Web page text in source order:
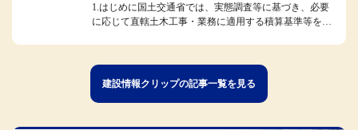
1.はじめに国土交通省では、実態調査等に基づき、必要
に応じて直轄土木工事・業務に適用する積算基準等を改
建設情報クリップの記事一覧を見る